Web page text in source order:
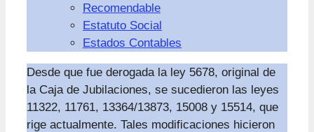
Recomendable
Estatuto Social
Estados Contables
Desde que fue derogada la ley 5678, original de
la Caja de Jubilaciones, se sucedieron las leyes
11322, 11761, 13364/13873, 15008 y 15514, que
rige actualmente. Tales modificaciones hicieron